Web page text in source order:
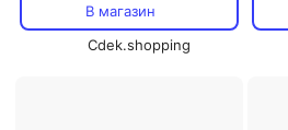
В магазин
Cdek.shopping